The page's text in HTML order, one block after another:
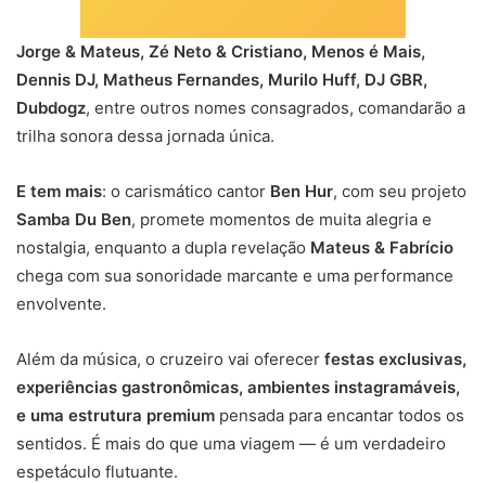
Jorge & Mateus, Zé Neto & Cristiano, Menos é Mais,
Dennis DJ, Matheus Fernandes, Murilo Huff, DJ GBR,
Dubdogz, entre outros nomes consagrados, comandarão a
trilha sonora dessa jornada única.
E tem mais: o carismático cantor Ben Hur, com seu projeto
Samba Du Ben, promete momentos de muita alegria e
nostalgia, enquanto a dupla revelação Mateus & Fabrício
chega com sua sonoridade marcante e uma performance
envolvente.
Além da música, o cruzeiro vai oferecer festas exclusivas,
experiências gastronômicas, ambientes instagramáveis,
e uma estrutura premium pensada para encantar todos os
sentidos. É mais do que uma viagem — é um verdadeiro
espetáculo flutuante.